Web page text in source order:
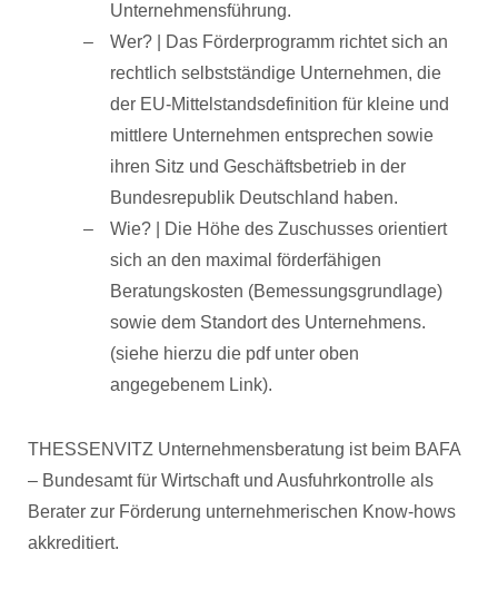
Unternehmensführung.
Wer? | Das Förderprogramm richtet sich an
rechtlich selbstständige Unternehmen, die
der EU-Mittelstandsdefinition für kleine und
mittlere Unternehmen entsprechen sowie
ihren Sitz und Geschäftsbetrieb in der
Bundesrepublik Deutschland haben.
Wie? | Die Höhe des Zuschusses orientiert
sich an den maximal förderfähigen
Beratungskosten (Bemessungsgrundlage)
sowie dem Standort des Unternehmens.
(siehe hierzu die pdf unter oben
angegebenem Link).
THESSENVITZ Unternehmensberatung ist beim BAFA
– Bundesamt für Wirtschaft und Ausfuhrkontrolle als
Berater zur Förderung unternehmerischen Know-hows
akkreditiert.